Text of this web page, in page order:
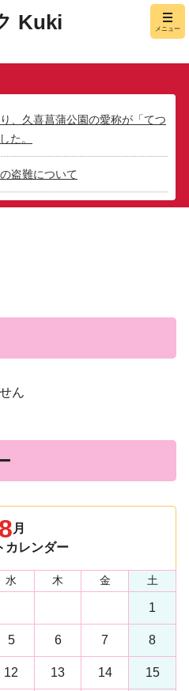
Kuki メニュー
、久喜菖蒲公園の愛称が「てつ
た。
盗難について
ん
8 月
カレンダー
水 木 金 土
1
5 6 7 8
12 13 14 15